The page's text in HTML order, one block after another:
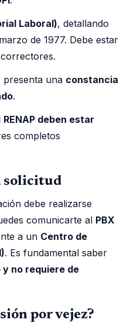
Laboral), detallando
de 1977. Debe estar
presenta una constancia
.
RENAP deben estar
completos
solicitud
debe realizarse
comunicarte al PBX
a un Centro de
. Es fundamental saber
no requiere de
por vejez?